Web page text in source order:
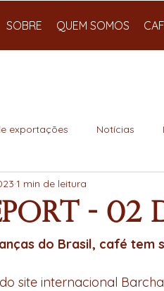
SOBRE QUEM SOMOS
exportações Notícias
- 02
1 min de leitura
do Brasil, café tem
site internacional